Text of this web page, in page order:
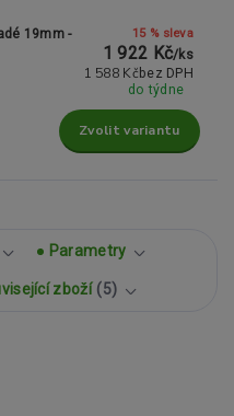
19mm -
15 % sleva
1 922 Kč/ks
1 588 Kč bez DPH
do týdne
Zvolit variantu
Parametry
zboží 5